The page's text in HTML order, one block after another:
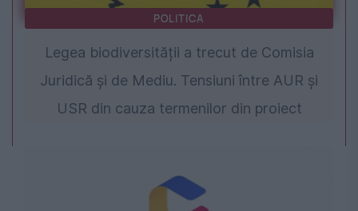
POLITICA
Legea biodiversității a trecut de Comisia
Juridică și de Mediu. Tensiuni între AUR și
USR din cauza termenilor din proiect